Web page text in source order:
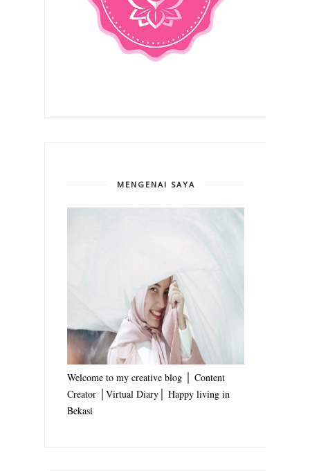
MENGENAI SAYA
Welcome to my creative blog │ Content
Creator │Virtual Diary│ Happy living in
Bekasi